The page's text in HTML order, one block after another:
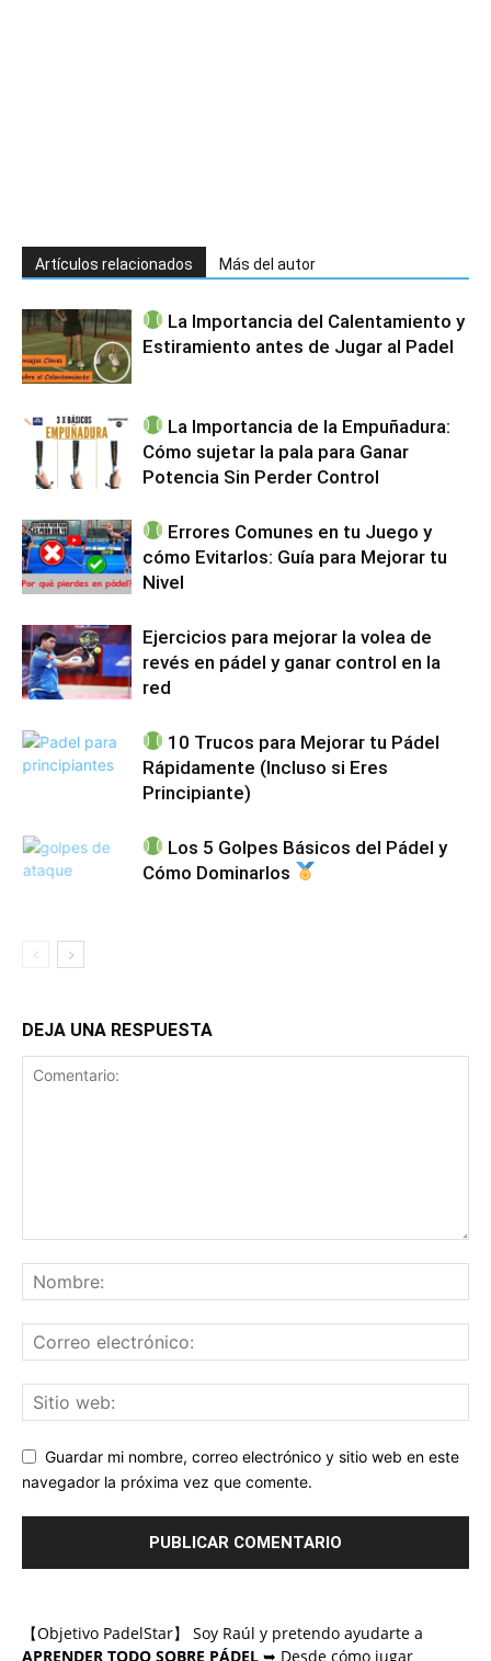
Artículos relacionados Más del autor
La Importancia del Calentamiento y
Estiramiento antes de Jugar al Padel
La Importancia de la Empuñadura:
Cómo sujetar la pala para Ganar
Potencia Sin Perder Control
Errores Comunes en tu Juego y
cómo Evitarlos: Guía para Mejorar tu
Nivel
Ejercicios para mejorar la volea de
revés en pádel y ganar control en la
red
10 Trucos para Mejorar tu Pádel
Rápidamente (Incluso si Eres
Principiante)
Los 5 Golpes Básicos del Pádel y
Cómo Dominarlos
DEJA UNA RESPUESTA
Guardar mi nombre, correo electrónico y sitio web en este
navegador la próxima vez que comente.
【Objetivo PadelStar】 Soy Raúl y pretendo ayudarte a
APRENDER TODO SOBRE PÁDEL ➥ Desde cómo jugar